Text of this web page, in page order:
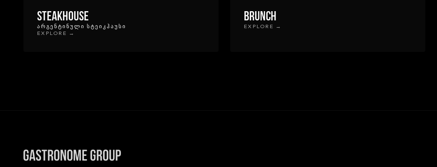
Steakhouse
ᲐᲠᲒᲔᲜᲢᲘᲜᲣᲚᲘ ᲡᲢᲔᲘᲙᲰᲐᲣᲡᲘ
EXPLORE →
Brunch
EXPLORE →